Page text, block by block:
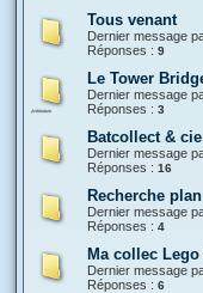
Tous venant
Dernier message
Réponses : 9
Le Tower
Dernier message
Réponses : 3
Batcollect & cie
Dernier message
Réponses : 16
Recherche
Dernier message
Réponses : 4
Ma collec Lego
Dernier message
Réponses : 6